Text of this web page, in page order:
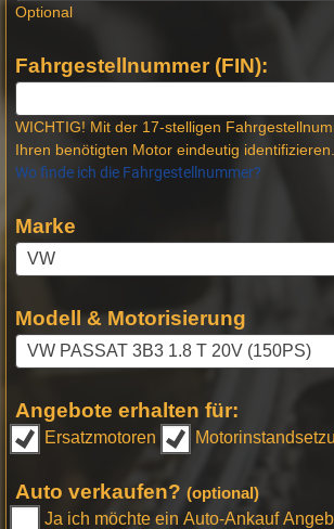
Optional
Fahrgestellnummer (FIN):
WICHTIG! Mit der 17-stelligen
Ihren benötigten Motor eindeutig identifizieren.
Wo finde ich die Fahrgestellnummer?
Marke
Modell & Motorisierung
Angebote erhalten für:
Ersatzmotoren
Auto verkaufen? (optional)
Ja ich möchte ein Auto-Ankauf